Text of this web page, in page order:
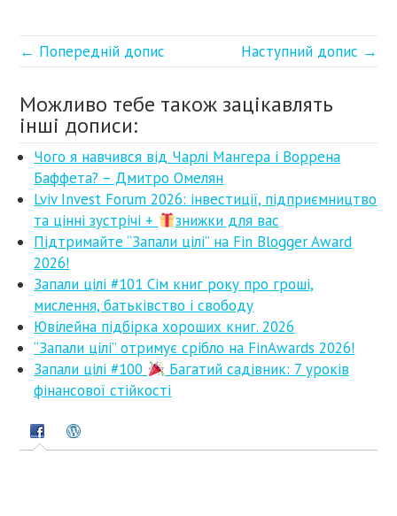
← Попередній допис Наступний допис →
Можливо тебе також зацікавлять
інші дописи:
Чого я навчився від Чарлі Мангера і Воррена
Баффета? – Дмитро Омелян
Lviv Invest Forum 2026: інвестиції, підприємництво
та цінні зустрічі +
знижки для вас
Підтримайте “Запали цілі” на Fin Blogger Award
2026!
Запали цілі #101 Сім книг року про гроші,
мислення, батьківство і свободу
Ювілейна підбірка хороших книг. 2026
“Запали цілі” отримує срібло на FinAwards 2026!
Запали цілі #100
Багатий садівник: 7 уроків
фінансової стійкості